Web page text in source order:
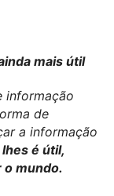
mais útil
informação
de
a informação
é útil,
o mundo.